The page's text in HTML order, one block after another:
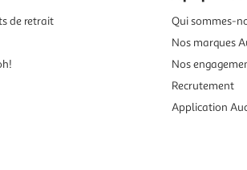
de retrait
Qui sommes-
Nos marques
Nos
Recrutement
Application